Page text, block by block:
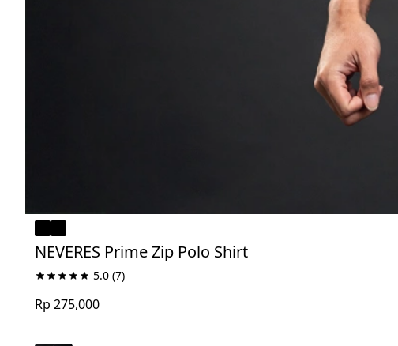
NEVERES Prime Zip Polo Shirt
5.0 (7)
Rp 275,000